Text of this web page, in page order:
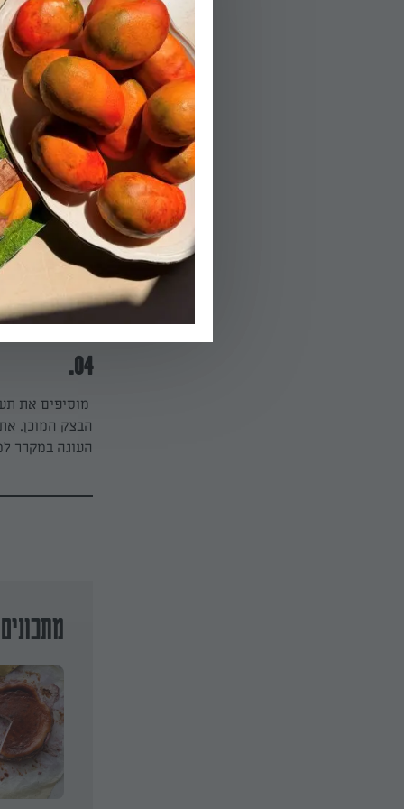
בנפרד.
הפעלת טיימר
02.
המילוי: שמים בקערה 2 שמנת מתוקה 4 כפות אינסט' פודינג וניל
03.
בקערה נוספת
המיקסר למשך 5 דקות עד שמתקבל קרם חלק.
הפעלת טיימר
04.
מוסיפים את
הבצק המוכן.
העוגה במקרר